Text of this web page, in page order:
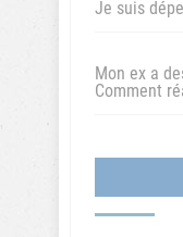
Je suis
Mon ex a
Comment